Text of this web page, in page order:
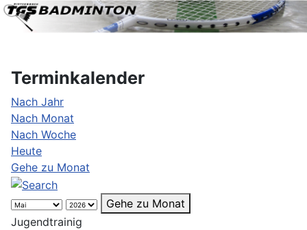
Terminkalender
Nach Jahr
Nach Monat
Nach Woche
Heute
Gehe zu Monat
Gehe zu Monat
Jugendtrainig